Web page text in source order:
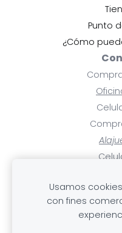
Punto
¿Cómo
Cambios,
Usamos
con fines